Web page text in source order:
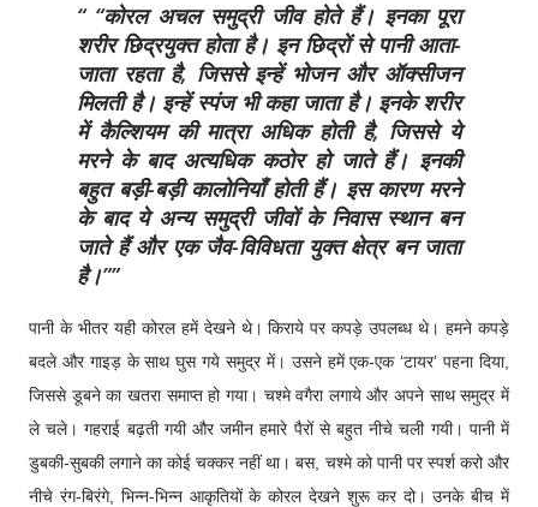
“कोरल अचल समुद्री जीव होते हैं। इनका पूरा
शरीर छिद्रयुक्त होता है। इन छिद्रों से पानी आता-
जाता रहता है, जिससे इन्हें भोजन और ऑक्सीजन
मिलती है। इन्हें स्पंज भी कहा जाता है। इनके शरीर
में कैल्शियम की मात्रा अधिक होती है, जिससे ये
मरने के बाद अत्यधिक कठोर हो जाते हैं। इनकी
बहुत बड़ी-बड़ी कालोनियाँ होती हैं। इस कारण मरने
के बाद ये अन्य समुद्री जीवों के निवास स्थान बन
जाते हैं और एक जैव-विविधता युक्त क्षेत्र बन जाता
है।”
पानी के भीतर यही कोरल हमें देखने थे। किराये पर कपड़े उपलब्ध थे। हमने कपड़े
बदले और गाइड़ के साथ घुस गये समुद्र में। उसने हमें एक-एक ‘टायर’ पहना दिया,
जिससे डूबने का खतरा समाप्त हो गया। चश्मे वगैरा लगाये और अपने साथ समुद्र में
ले चले। गहराई बढ़ती गयी और जमीन हमारे पैरों से बहुत नीचे चली गयी। पानी में
डुबकी-सुबकी लगाने का कोई चक्कर नहीं था। बस, चश्मे को पानी पर स्पर्श करो और
नीचे रंग-बिरंगे, भिन्न-भिन्न आकृतियों के कोरल देखने शुरू कर दो। उनके बीच में